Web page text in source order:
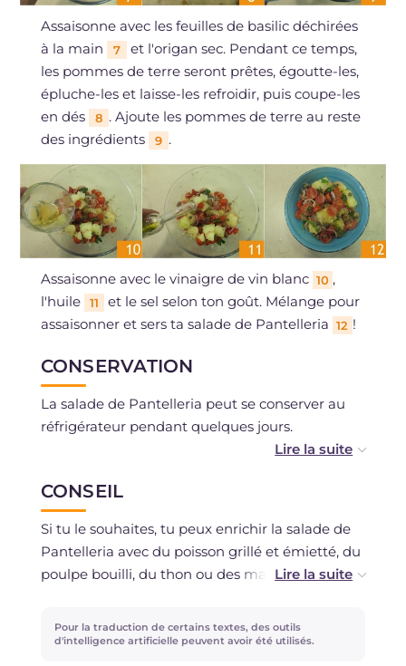
Assaisonne avec les feuilles de basilic déchirées
à la main
7
et l'origan sec. Pendant ce temps,
les pommes de terre seront prêtes, égoutte-les,
épluche-les et laisse-les refroidir, puis coupe-les
en dés
8 . Ajoute les pommes de terre au reste
des ingrédients
9 .
Assaisonne avec le vinaigre de vin blanc 10 ,
l'huile
11
et le sel selon ton goût. Mélange pour
assaisonner et sers ta salade de Pantelleria 12 !
CONSERVATION
La salade de Pantelleria peut se conserver au
réfrigérateur pendant quelques jours.
CONSEIL
Si tu le souhaites, tu peux enrichir la salade de
Pantelleria avec du poisson grillé et émietté, du
poulpe bouilli, du thon ou des maquereaux au
et coupé en morceaux.
Pour la traduction de certains textes, des outils
d'intelligence artificielle peuvent avoir été utilisés.